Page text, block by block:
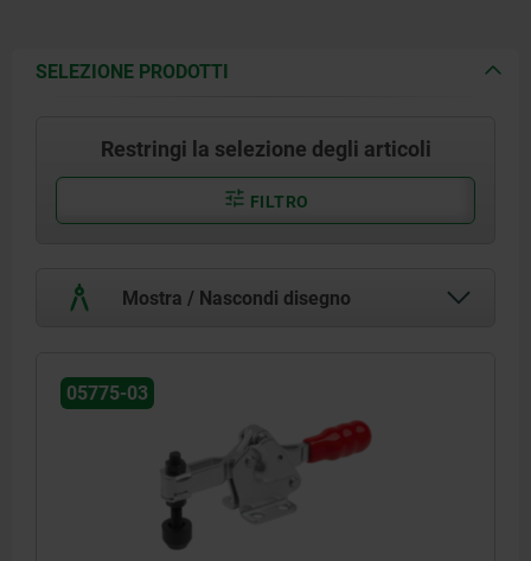
SELEZIONE PRODOTTI
Restringi la selezione degli articoli
FILTRO
Mostra / Nascondi disegno
05775-03